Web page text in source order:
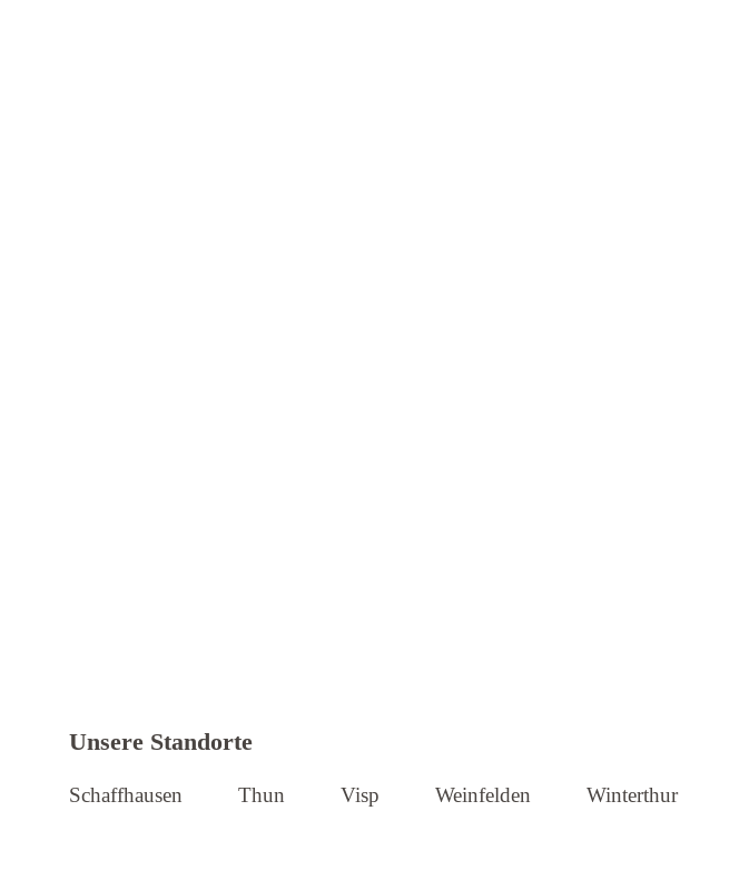
Unsere Standorte
Schaffhausen Thun Visp Weinfelden Winterthur